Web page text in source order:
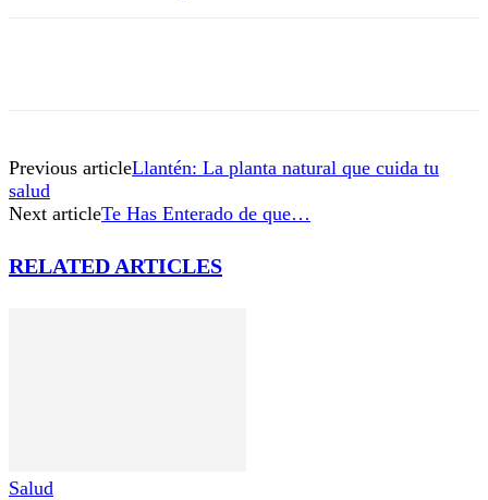
Previous articleLlantén: La planta natural que cuida tu
salud
Next articleTe Has Enterado de que…
RELATED ARTICLES
Salud